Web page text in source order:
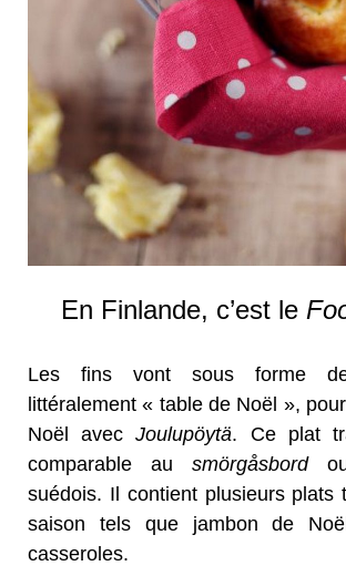
En Finlande, c’est le
Les fins vont sous forme
littéralement « table de Noël »,
Noël avecJoulupöytä. Ce plat
comparable au smörgåsbord
suédois. Il contient plusieurs plats
saison tels que jambon de
casseroles.